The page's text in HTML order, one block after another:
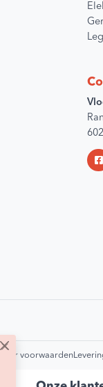
voorwaarden